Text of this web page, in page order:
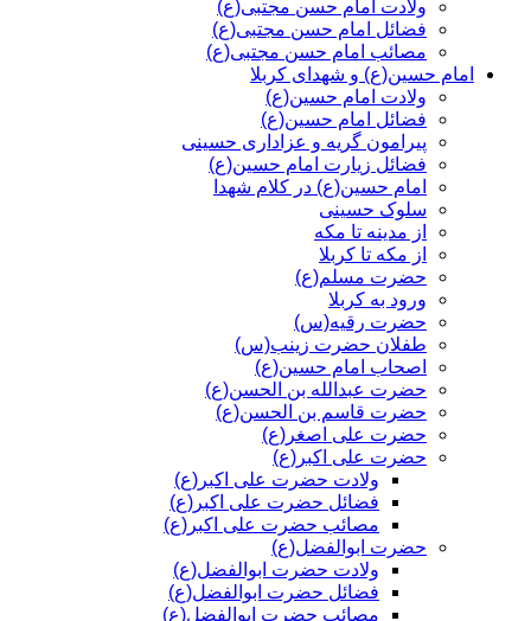
ولادت امام حسن مجتبی(ع)
فضائل امام حسن مجتبی(ع)
مصائب امام حسن مجتبی(ع)
امام حسین(ع) و شهدای کربلا
ولادت امام حسین(ع)
فضائل امام حسین(ع)
پیرامون گریه و عزاداری حسینی
فضائل زیارت امام حسین(ع)
امام حسین(ع) در کلام شهدا
سلوک حسینی
از مدینه تا مکه
از مکه تا کربلا
حضرت مسلم(ع)
ورود به کربلا
حضرت رقیه(س)
طفلان حضرت زینب(س)
اصحاب امام حسین(ع)
حضرت عبدالله بن الحسن(ع)
حضرت قاسم بن الحسن(ع)
حضرت علی اصغر(ع)
حضرت علی اکبر(ع)
ولادت حضرت علی اکبر(ع)
فضائل حضرت علی اکبر(ع)
مصائب حضرت علی اکبر(ع)
حضرت ابوالفضل(ع)
ولادت حضرت ابوالفضل(ع)
فضائل حضرت ابوالفضل(ع)
مصائب حضرت ابوالفضل(ع)